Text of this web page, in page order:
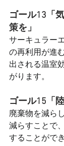
ゴール13「
策を」
サーキュラー
の再利用が進
出される温室
がります。
ゴール15「
廃棄物を減ら
減らすことで
することがで